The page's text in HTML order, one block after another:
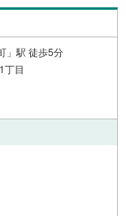
」駅 徒歩5分
丁目